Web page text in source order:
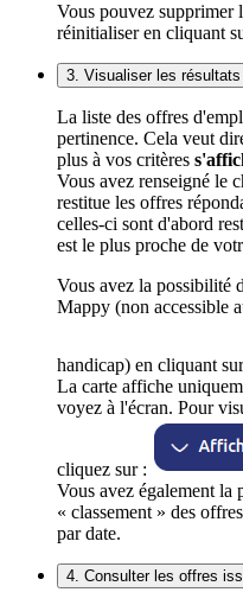
Vous pouvez supprimer
réinitialiser en cliquant
3. Visualiser les
La liste des offres
pertinence. Cela veut
plus à vos critères
Vous avez renseigné le
restitue les offres
celles-ci sont d'abord
est le plus proche de
Vous avez la possibilité
Mappy (non accessible
handicap) en cliquant
La carte affiche
voyez à l'écran. Pour
cliquez sur :
Vous avez également la
« classement » des
par date.
4. Consulter les offres